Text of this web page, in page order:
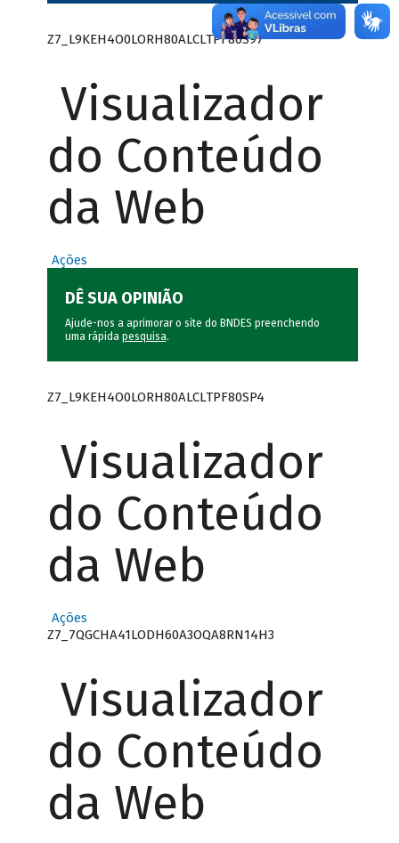
Z7_L9KEH4O0LORH80ALCLTPF80S97
Visualizador
do Conteúdo
da Web
Ações
DÊ SUA OPINIÃO
Ajude-nos a aprimorar o site do BNDES preenchendo
uma rápida pesquisa.
Z7_L9KEH4O0LORH80ALCLTPF80SP4
Visualizador
do Conteúdo
da Web
Ações
Z7_7QGCHA41LODH60A3OQA8RN14H3
Visualizador
do Conteúdo
da Web